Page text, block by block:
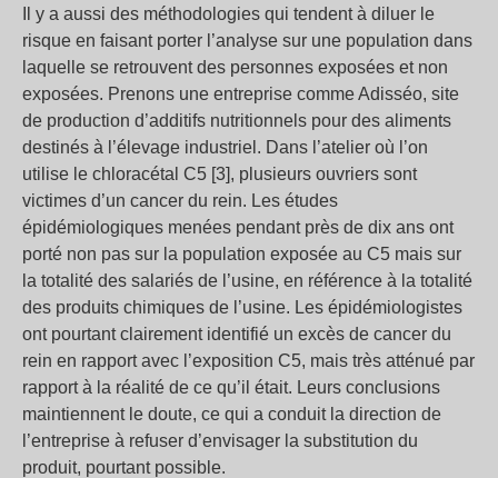
Il y a aussi des méthodologies qui tendent à diluer le
risque en faisant porter l’analyse sur une population dans
laquelle se retrouvent des personnes exposées et non
exposées. Prenons une entreprise comme Adisséo, site
de production d’additifs nutritionnels pour des aliments
destinés à l’élevage industriel. Dans l’atelier où l’on
utilise le chloracétal C5 [3], plusieurs ouvriers sont
victimes d’un cancer du rein. Les études
épidémiologiques menées pendant près de dix ans ont
porté non pas sur la population exposée au C5 mais sur
la totalité des salariés de l’usine, en référence à la totalité
des produits chimiques de l’usine. Les épidémiologistes
ont pourtant clairement identifié un excès de cancer du
rein en rapport avec l’exposition C5, mais très atténué par
rapport à la réalité de ce qu’il était. Leurs conclusions
maintiennent le doute, ce qui a conduit la direction de
l’entreprise à refuser d’envisager la substitution du
produit, pourtant possible.